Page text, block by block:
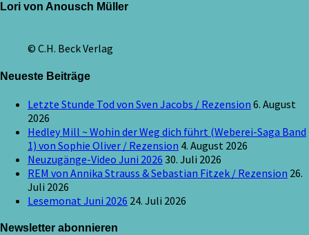
Lori von Anousch Müller
© C.H. Beck Verlag
Neueste Beiträge
Letzte Stunde Tod von Sven Jacobs / Rezension 6. August
2026
Hedley Mill ~ Wohin der Weg dich führt (Weberei-Saga Band
1) von Sophie Oliver / Rezension 4. August 2026
Neuzugänge-Video Juni 2026 30. Juli 2026
REM von Annika Strauss & Sebastian Fitzek / Rezension 26.
Juli 2026
Lesemonat Juni 2026 24. Juli 2026
Newsletter abonnieren